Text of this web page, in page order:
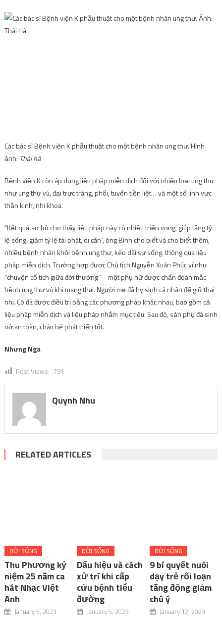
Các bác sĩ Bệnh viện K phẫu thuật cho một bệnh nhân ung thư. Hình
ảnh: Thái hà
Bệnh viện K còn áp dụng liệu pháp miễn dịch đối với nhiều loại ung thư
như ung thư vú, đại trực tràng, phổi, tuyến tiền liệt… và một số lĩnh vực
thần kinh, nhi khoa.
“Kết quả sơ bộ cho thấy liệu pháp này có nhiều triển vọng, giúp tăng tỷ
lệ sống, giảm tỷ lệ tái phát, di căn”, ông Bình cho biết và cho biết thêm,
nhiều bệnh nhân khỏi bệnh ung thư, kéo dài sự sống. thông qua liệu
pháp miễn dịch. Trường hợp được Chủ tịch Nguyễn Xuân Phúc ví như
“chuyện cổ tích giữa đời thường” – một phụ nữ được chẩn đoán mắc
bệnh ung thư vú khi mang thai. Người mẹ đã hy sinh cá nhân để giữ thai
nhi. Cô đã được điều trị bằng các phương pháp khác nhau, bao gồm cả
liệu pháp miễn dịch và liệu pháp nhắm mục tiêu. Sau đó, sản phụ đã sinh
nở an toàn, cháu bé phát triển tốt.
Nhưng Nga
Post Views: 791
Quynh Nhu
RELATED ARTICLES
ĐỜI SỐNG
Thu Phương kỷ
niệm 25 năm ca
hát Nhạc Việt
Anh
January 5, 2023
ĐỜI SỐNG
Dấu hiệu và cách
xử trí khi cấp
cứu bệnh tiểu
đường
January 5, 2023
ĐỜI SỐNG
9 bí quyết nuôi
dạy trẻ rối loạn
tăng động giảm
chú ý
January 12, 2023